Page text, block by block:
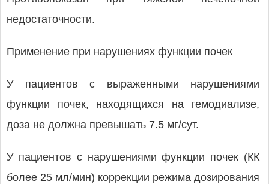
недостаточности.
Применение при нарушениях функции почек
У пациентов с выраженными нарушениями
функции почек, находящихся на гемодиализе,
доза не должна превышать 7.5 мг/сут.
У пациентов с нарушениями функции почек (КК
более 25 мл/мин) коррекции режима дозирования